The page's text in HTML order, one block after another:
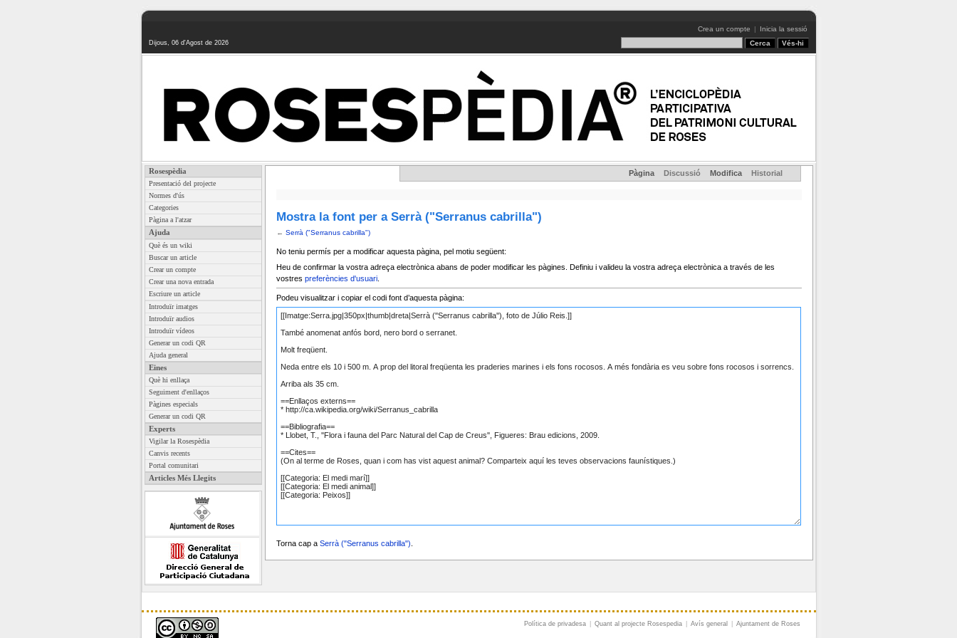
Dijous, 06 d'Agost de 2026
Crea un compte | Inicia la sessió
Rosespèdia
Presentació del projecte
Normes d'ús
Categories
Pàgina a l'atzar
Ajuda
Què és un wiki
Buscar un article
Crear un compte
Crear una nova entrada
Escriure un article
Introduïr imatges
Introduïr audios
Introduïr vídeos
Generar un codi QR
Ajuda general
Eines
Què hi enllaça
Seguiment d'enllaços
Pàgines especials
Generar un codi QR
Experts
Vigilar la Rosespèdia
Canvis recents
Portal comunitari
Articles Més Llegits
Pàgina Discussió Modifica Historial
Mostra la font per a Serrà ("Serranus cabrilla")
← Serrà ("Serranus cabrilla")
No teniu permís per a modificar aquesta pàgina, pel motiu següent:
Heu de confirmar la vostra adreça electrònica abans de poder modificar les pàgines. Definiu i valideu la vostra adreça electrònica a través de les
vostres preferències d'usuari.
Podeu visualitzar i copiar el codi font d’aquesta pàgina:
Torna cap a Serrà ("Serranus cabrilla")
Política de privadesa Quant al projecte Rosespedia Avís general Ajuntament de Roses